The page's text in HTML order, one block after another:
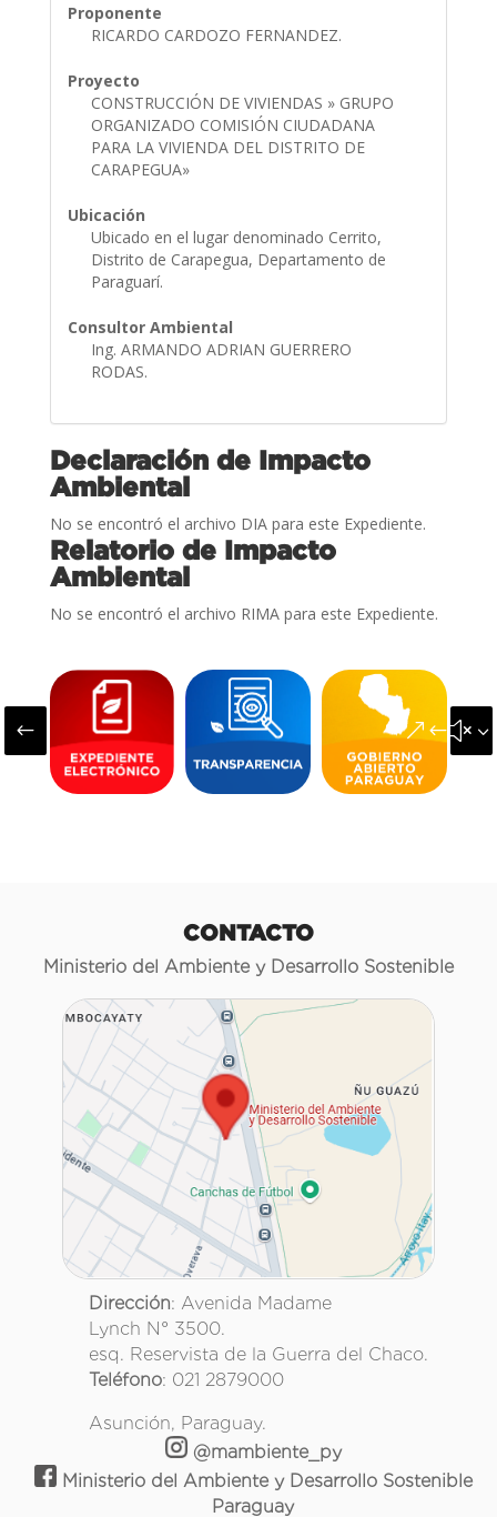
Proponente
RICARDO CARDOZO FERNANDEZ.
Proyecto
CONSTRUCCIÓN DE VIVIENDAS » GRUPO
ORGANIZADO COMISIÓN CIUDADANA
PARA LA VIVIENDA DEL DISTRITO DE
CARAPEGUA»
Ubicación
Ubicado en el lugar denominado Cerrito,
Distrito de Carapegua, Departamento de
Paraguarí.
Consultor Ambiental
Ing. ARMANDO ADRIAN GUERRERO
RODAS.
Declaración de Impacto
Ambiental
No se encontró el archivo DIA para este Expediente.
Relatorio de Impacto
Ambiental
No se encontró el archivo RIMA para este Expediente.
#
CONTACTO
Ministerio del Ambiente y Desarrollo Sostenible
Dirección: Avenida Madame
Lynch N° 3500.
esq. Reservista de la Guerra del Chaco.
Teléfono: 021 2879000
Asunción, Paraguay.
@mambiente_py
Ministerio del Ambiente y Desarrollo Sostenible
Paraguay